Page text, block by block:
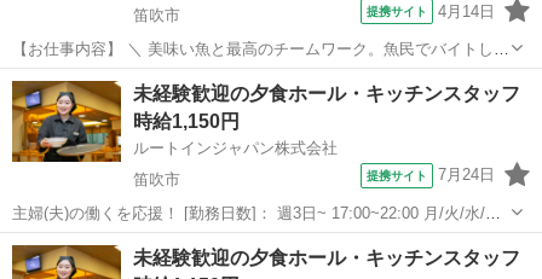
笛吹市
提携サイト 4月14日
【お仕事内容】 ＼ 美味い魚と最高のチームワーク。魚民でバイトしよ
う！ ／ ・魚民で働くってこんな感じ！
―――――――――――――― 「魚民」は、気取らない和の空間でお
いしい料理と時間を楽しめる居酒屋です。 和風を大切に...
山梨 笛吹市 居酒屋
未経験歓迎の夕食ホール・キッチンスタッフ
時給1,150円
ルートインジャパン株式会社
笛吹市
提携サイト 7月24日
主婦(夫)の働くを応援！ [勤務日数]： 週3日~ 17:00~22:00 月/火/水/木/
金/土/日 などから選べます [勤務地・最寄駅]： 山梨県笛吹市石和町広
瀬1195 ホテルルートインコート甲府石和 石和温泉駅徒...
山梨 笛吹市 キッチン
未経験歓迎の夕食ホール・キッチンスタッフ